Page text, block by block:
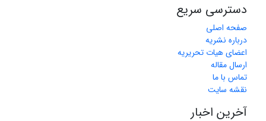
دسترسی سریع
صفحه اصلی
درباره نشریه
اعضای هیات تحریریه
ارسال مقاله
تماس با ما
نقشه سایت
آخرین اخبار